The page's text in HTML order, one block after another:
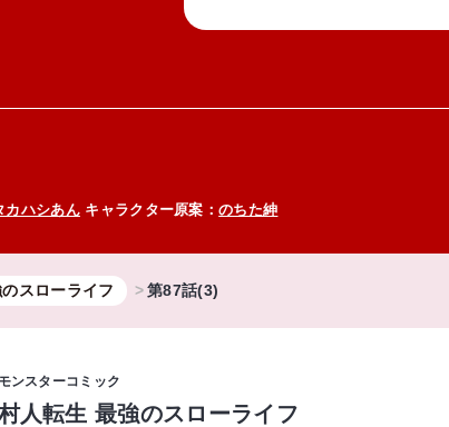
カハシあんキャラクター原案：のちた紳
スローライフ 第87話(3)
モンスターコミック
人転生 最強のスローライフ